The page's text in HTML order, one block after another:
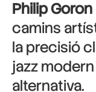
Philip Goron
camins
la precisió
jazz
alternativa.